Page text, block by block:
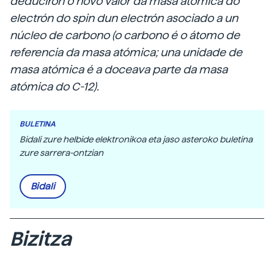
electrón do spin dun electrón asociado a un
núcleo de carbono (o carbono é o átomo de
referencia da masa atómica; una unidade de
masa atómica é a doceava parte da masa
atómica do C-12).
BULETINA
Bidali zure helbide elektronikoa eta jaso asteroko buletina
zure sarrera-ontzian
Bidali
Bizitza